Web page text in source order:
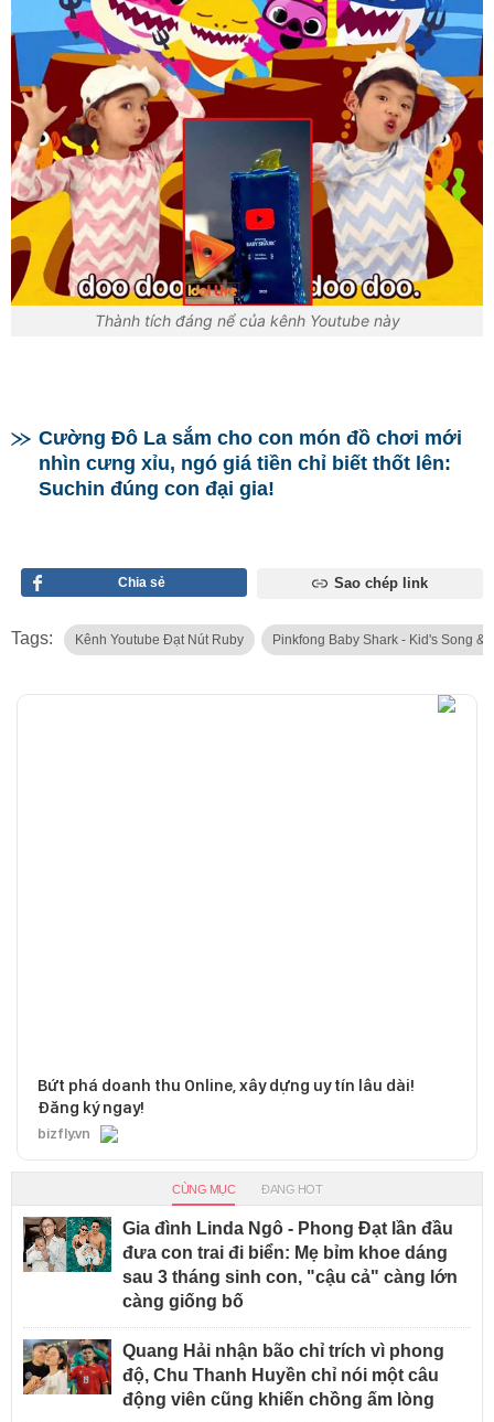
Thành tích đáng nể của kênh Youtube này
Cường Đô La sắm cho con món đồ chơi mới
nhìn cưng xỉu, ngó giá tiền chỉ biết thốt lên:
Suchin đúng con đại gia!
Chia sẻ Sao chép link
Tags: Kênh Youtube Đạt Nút Ruby Pinkfong Baby Shark - Kid's Song &
Bứt phá doanh thu Online, xây dựng uy tín lâu dài!
Đăng ký ngay!
bizfly.vn
CÙNG MỤC ĐANG HOT
Gia đình Linda Ngô - Phong Đạt lần đầu
đưa con trai đi biển: Mẹ bỉm khoe dáng
sau 3 tháng sinh con, "cậu cả" càng lớn
càng giống bố
Quang Hải nhận bão chỉ trích vì phong
độ, Chu Thanh Huyền chỉ nói một câu
động viên cũng khiến chồng ấm lòng